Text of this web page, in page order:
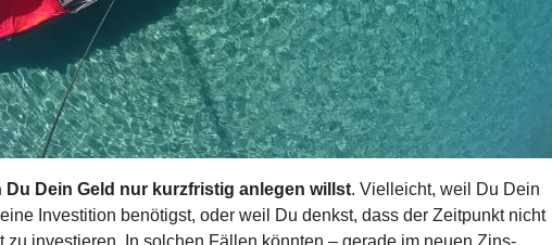
Dein Geld nur kurzfristig anlegen willst. Vielleicht, weil Du Dein
Investition benötigst, oder weil Du denkst, dass der Zeitpunkt nicht
zu investieren. In solchen Fällen könnten – gerade im neuen Zins-